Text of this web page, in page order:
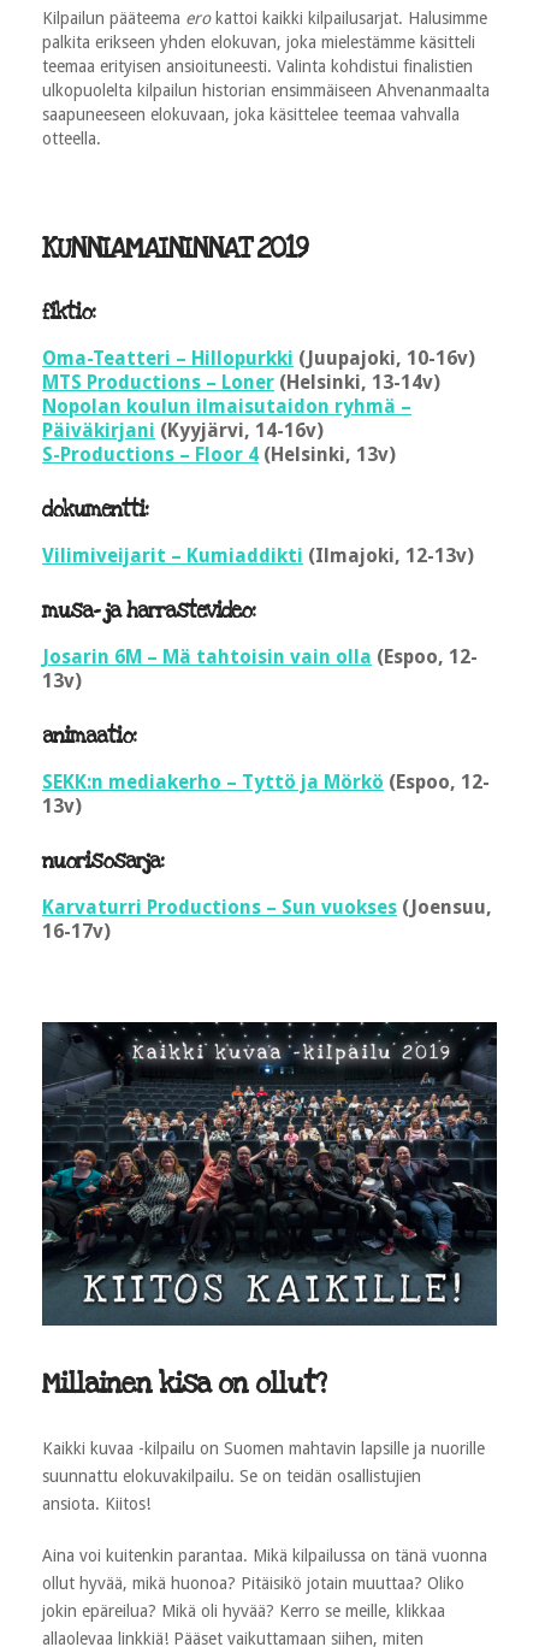
Kilpailun pääteema erokattoi kaikki kilpailusarjat. Halusimme
palkita erikseen yhden elokuvan, joka mielestämme käsitteli
teemaa erityisen ansioituneesti. Valinta kohdistui finalistien
ulkopuolelta kilpailun historian ensimmäiseen Ahvenanmaalta
saapuneeseen elokuvaan, joka käsittelee teemaa vahvalla
otteella.
KUNNIAMAININNAT 2019
fiktio:
Oma-Teatteri – Hillopurkki (Juupajoki, 10-16v)
MTS Productions – Loner (Helsinki, 13-14v)
Nopolan koulun ilmaisutaidon ryhmä –
Päiväkirjani (Kyyjärvi, 14-16v)
S-Productions – Floor 4 (Helsinki, 13v)
dokumentti:
Vilimiveijarit – Kumiaddikti (Ilmajoki, 12-13v)
musa- ja harrastevideo:
Josarin 6M – Mä tahtoisin vain olla (Espoo, 12-
13v)
animaatio:
SEKK:n mediakerho – Tyttö ja Mörkö (Espoo, 12-
13v)
nuorisosarja:
Karvaturri Productions – Sun vuokses (Joensuu,
16-17v)
Millainen kisa on ollut?
Kaikki kuvaa -kilpailu on Suomen mahtavin lapsille ja nuorille
suunnattu elokuvakilpailu. Se on teidän osallistujien
ansiota. Kiitos!
Aina voi kuitenkin parantaa. Mikä kilpailussa on tänä vuonna
ollut hyvää, mikä huonoa? Pitäisikö jotain muuttaa? Oliko
jokin epäreilua? Mikä oli hyvää? Kerro se meille, klikkaa
allaolevaa linkkiä! Pääset vaikuttamaan siihen, miten